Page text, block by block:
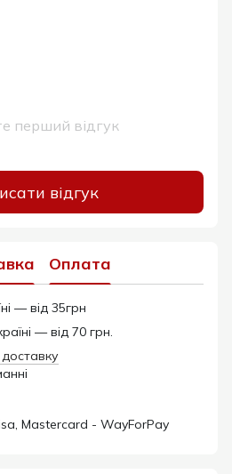
перший відгук
відгук
Оплата
— від 35грн
— від 70 грн.
Mastercard - WayForPay